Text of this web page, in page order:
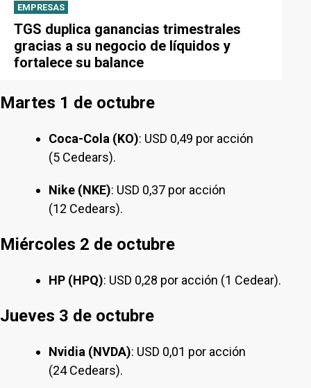
EMPRESAS
TGS duplica ganancias trimestrales
gracias a su negocio de líquidos y
fortalece su balance
Martes 1 de octubre
Coca-Cola (KO): USD 0,49 por acción
(5 Cedears).
Nike (NKE): USD 0,37 por acción
(12 Cedears).
Miércoles 2 de octubre
HP (HPQ): USD 0,28 por acción (1 Cedear).
Jueves 3 de octubre
Nvidia (NVDA): USD 0,01 por acción
(24 Cedears).